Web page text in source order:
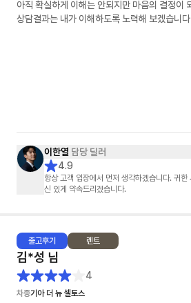
아직 확실하게 이해는 안되지만 마음의 결정이 되면 진행해 보겠습니다
상담결과는 내가 이해하도록 노력해 보겠습니다
이한열 담당 딜러
4.9
항상 고객 입장에서 먼저 생각하겠습니다. 귀한 시간 헛되지 않게끔 좋은 결과 자
신 있게 약속드리겠습니다.
출고후기 렌트
김*성 님
4
차종기아 더 뉴 셀토스